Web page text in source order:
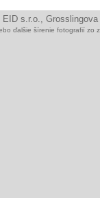
EID s.r.o.,
ďalšie šírenie fotografií zo